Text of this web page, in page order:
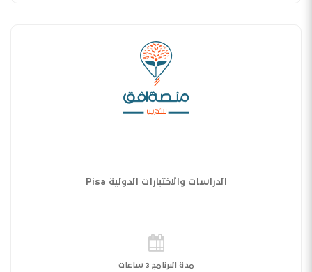
الدراسات والاختبارات الدولية Pisa
مدة البرنامج 3 ساعات